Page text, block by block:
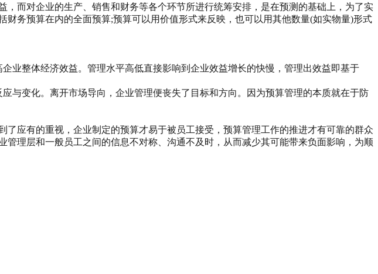
而对企业的生产、销售和财务等各个环节所进行统筹安排，是在预测的基础上，为了实
务预算在内的全面预算;预算可以用价值形式来反映，也可以用其他数量(如实物量)形式
业整体经济效益。管理水平高低直接影响到企业效益增长的快慢，管理出效益即基于
与变化。离开市场导向，企业管理便丧失了目标和方向。因为预算管理的本质就在于防
应有的重视，企业制定的预算才易于被员工接受，预算管理工作的推进才有可靠的群众
理层和一般员工之间的信息不对称、沟通不及时，从而减少其可能带来负面影响，为顺